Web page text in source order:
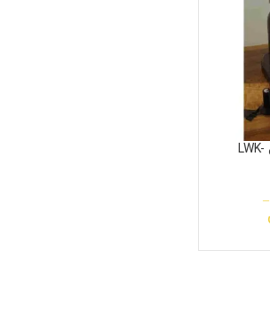
اسپرسوساز لواک مدل LWK-
–